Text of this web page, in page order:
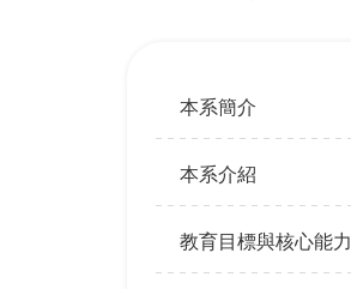
本系簡介
本系介紹
教育目標與核心能力